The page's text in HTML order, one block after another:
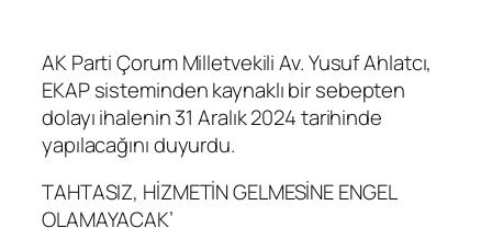
AK Parti Çorum Milletvekili Av. Yusuf Ahlatcı,
EKAP sisteminden kaynaklı bir sebepten
dolayı ihalenin 31 Aralık 2024 tarihinde
yapılacağını duyurdu.
TAHTASIZ, HİZMETİN GELMESİNE ENGEL
OLAMAYACAK’